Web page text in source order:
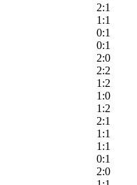
2:1
1:1
0:1
0:1
2:0
2:2
1:2
1:0
1:2
2:1
1:1
1:1
0:1
2:0